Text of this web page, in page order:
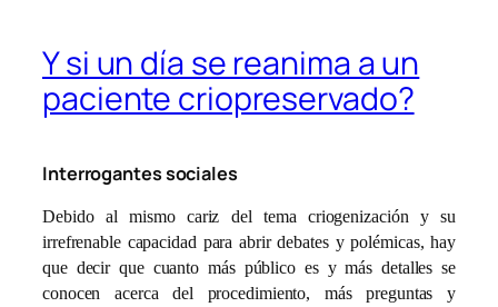
Y si un día se reanima a un
paciente criopreservado?
Interrogantes sociales
Debido al mismo cariz del tema criogenización y su
irrefrenable capacidad para abrir debates y polémicas, hay
que decir que cuanto más público es y más detalles se
conocen acerca del procedimiento, más preguntas y